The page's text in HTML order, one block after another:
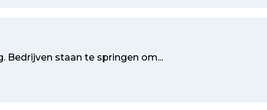
staan te springen om...